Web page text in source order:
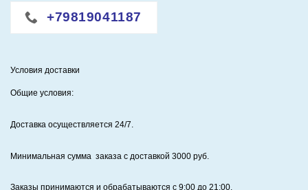
+79819041187
Условия доставки
Общие условия:
Доставка осуществляется 24/7.
Минимальная сумма заказа с доставкой 3000 руб.
Заказы принимаются и обрабатываются с 9:00 до 21:00.